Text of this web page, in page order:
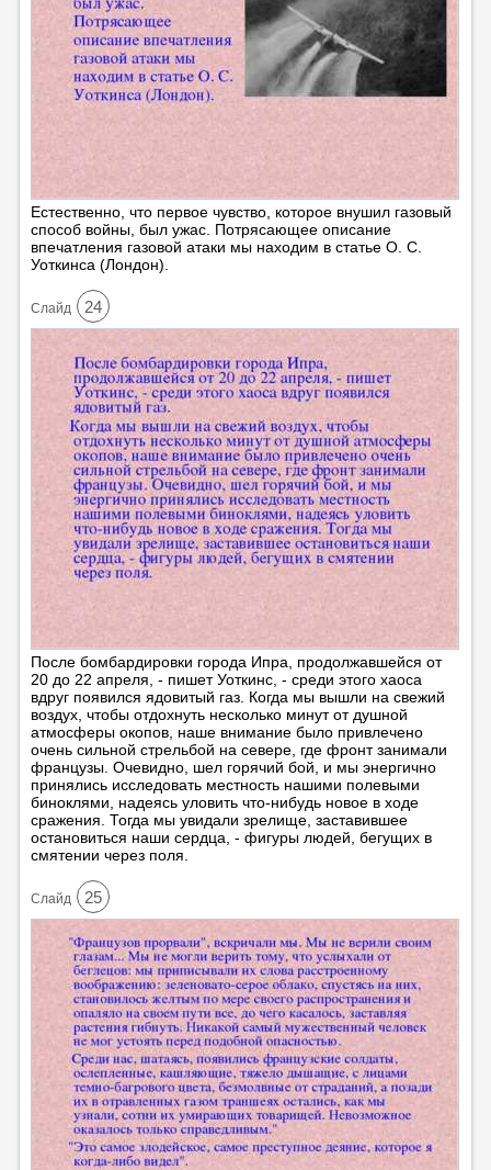
Естественно, что первое чувство, которое внушил газовый
способ войны, был ужас. Потрясающее описание
впечатления газовой атаки мы находим в статье О. С.
Уоткинса (Лондон).
Cлайд 24
После бомбардировки города Ипра, продолжавшейся от
20 до 22 апреля, - пишет Уоткинс, - среди этого хаоса
вдруг появился ядовитый газ. Когда мы вышли на свежий
воздух, чтобы отдохнуть несколько минут от душной
атмосферы окопов, наше внимание было привлечено
очень сильной стрельбой на севере, где фронт занимали
французы. Очевидно, шел горячий бой, и мы энергично
принялись исследовать местность нашими полевыми
биноклями, надеясь уловить что-нибудь новое в ходе
сражения. Тогда мы увидали зрелище, заставившее
остановиться наши сердца, - фигуры людей, бегущих в
смятении через поля.
Cлайд 25